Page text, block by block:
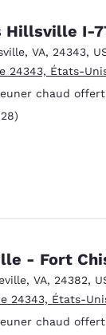
Hillsville I-
, VA, 24343,
24343, États-
chaud offert
2928
- Fort
, VA, 24382,
24343, États-
chaud offert